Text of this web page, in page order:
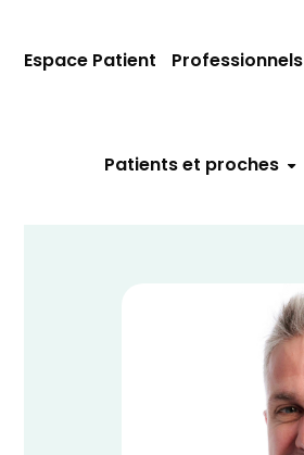
Patients et proches
Espace Patient Professionnels